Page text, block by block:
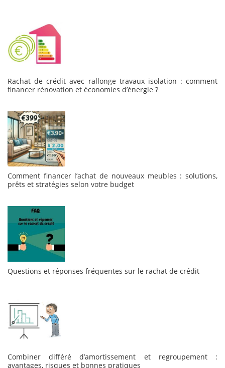
Rachat de crédit avec rallonge travaux isolation : comment
financer rénovation et économies d’énergie ?
Comment financer l’achat de nouveaux meubles : solutions,
prêts et stratégies selon votre budget
Questions et réponses fréquentes sur le rachat de crédit
Combiner différé d’amortissement et regroupement :
avantages, risques et bonnes pratiques